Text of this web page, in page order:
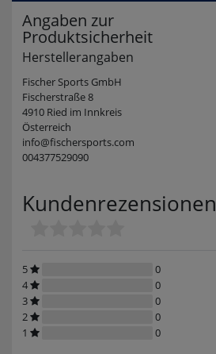
Angaben zur
Produktsicherheit
Herstellerangaben
Fischer Sports GmbH
Fischerstraße 8
4910 Ried im Innkreis
Österreich
info@fischersports.com
004377529090
Kundenrezensionen
5
0
4
0
3
0
2
0
1
0